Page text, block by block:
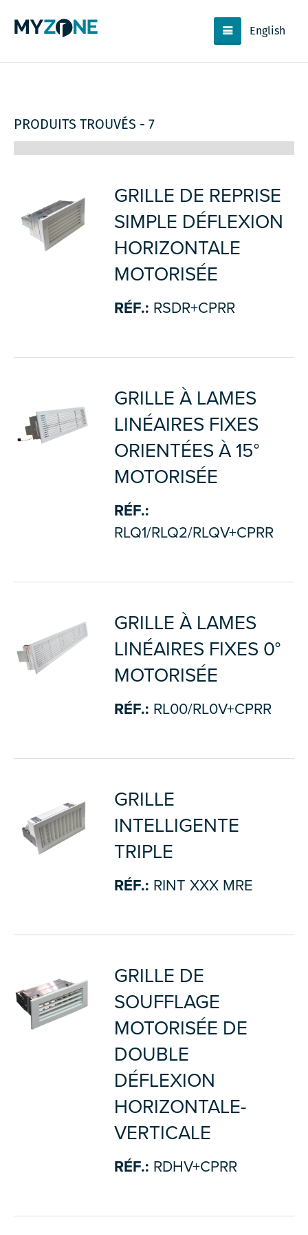
English
PRODUITS TROUVÉS - 7
GRILLE DE REPRISE
SIMPLE DÉFLEXION
HORIZONTALE
MOTORISÉE
RÉF.: RSDR+CPRR
GRILLE À LAMES
LINÉAIRES FIXES
ORIENTÉES À 15°
MOTORISÉE
RÉF.:
RLQ1/RLQ2/RLQV+CPRR
GRILLE À LAMES
LINÉAIRES FIXES 0°
MOTORISÉE
RÉF.: RL00/RL0V+CPRR
GRILLE
INTELLIGENTE
TRIPLE
RÉF.: RINT XXX MRE
GRILLE DE
SOUFFLAGE
MOTORISÉE DE
DOUBLE
DÉFLEXION
HORIZONTALE-
VERTICALE
RÉF.: RDHV+CPRR